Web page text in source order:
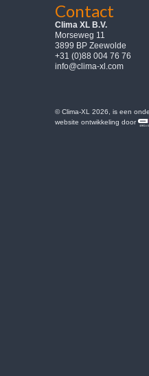
Contact
Clima XL B.V.
Morseweg 11
3899 BP Zeewolde
+31 (0)88 004 76 76
info@clima-xl.com
© Clima-XL 2026, is een
website ontwikkeling door